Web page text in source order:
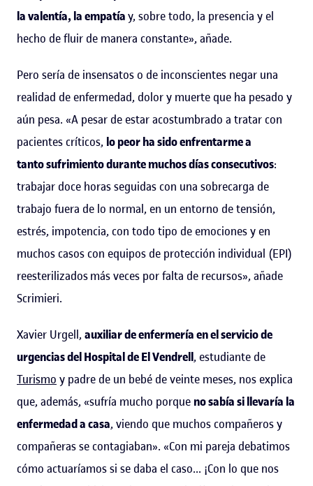
la valentía, la empatíay, sobre todo, la presencia y el
hecho de fluir de manera constante», añade.
Pero sería de insensatos o de inconscientes negar una
realidad de enfermedad, dolor y muerte que ha pesado y
aún pesa. «A pesar de estar acostumbrado a tratar con
pacientes críticos, lo peor ha sido enfrentarme a
tanto sufrimiento durante muchos días consecutivos:
trabajar doce horas seguidas con una sobrecarga de
trabajo fuera de lo normal, en un entorno de tensión,
estrés, impotencia, con todo tipo de emociones y en
muchos casos con equipos de protección individual (EPI)
reesterilizados más veces por falta de recursos», añade
Scrimieri.
Xavier Urgell, auxiliar de enfermería en el servicio de
urgencias del Hospital de El Vendrell, estudiante de
Turismo y padre de un bebé de veinte meses, nos explica
que, además, «sufría mucho porque no sabía si llevaría la
enfermedad a casa, viendo que muchos compañeros y
compañeras se contagiaban». «Con mi pareja debatimos
cómo actuaríamos si se daba el caso... ¡Con lo que nos